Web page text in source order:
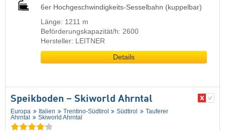
6er Hochgeschwindigkeits-Sesselbahn (kuppelbar)
Länge: 1211 m
Beförderungskapazität/h: 2600
Hersteller: LEITNER
Details
Speikboden – Skiworld Ahrntal
Europa Italien Trentino-Südtirol Südtirol
Tauferer
Ahrntal
Skiworld Ahrntal